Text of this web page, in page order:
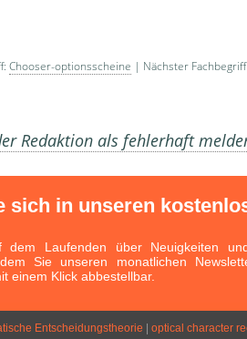
Chooser-optionsscheine | Nächster
Redaktion als fehlerhaft
sich in unseren
Laufenden über Neuigkeiten
Sie unseren monatlichen
einem Klick abbestellbar.
Entscheidungstheorie optical character